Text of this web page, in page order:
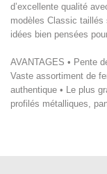
d’excellente qualité
modèles Classic taillés
idées bien pensées
AVANTAGES • Pente
Vaste assortiment de
authentique • Le plus
profilés métalliques,